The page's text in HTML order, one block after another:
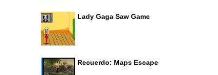
Lady Gaga Saw Game
Recuerdo: Maps Escape